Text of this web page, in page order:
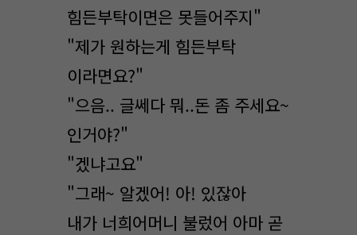
힘든부탁이면은 못들어주지"
"제가 원하는게 힘든부탁
이라면요?"
"으음.. 글쎄다 뭐..돈 좀 주세요~
인거야?"
"겠냐고요"
"그래~ 알겠어! 아! 있잖아
내가 너희어머니 불렀어 아마 곧